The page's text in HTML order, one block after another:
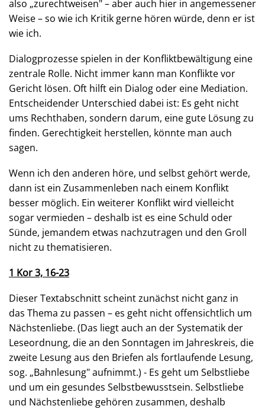
also „zurechtweisen" – aber auch hier in angemessener
Weise – so wie ich Kritik gerne hören würde, denn er ist
wie ich.
Dialogprozesse spielen in der Konfliktbewältigung eine
zentrale Rolle. Nicht immer kann man Konflikte vor
Gericht lösen. Oft hilft ein Dialog oder eine Mediation.
Entscheidender Unterschied dabei ist: Es geht nicht
ums Rechthaben, sondern darum, eine gute Lösung zu
finden. Gerechtigkeit herstellen, könnte man auch
sagen.
Wenn ich den anderen höre, und selbst gehört werde,
dann ist ein Zusammenleben nach einem Konflikt
besser möglich. Ein weiterer Konflikt wird vielleicht
sogar vermieden – deshalb ist es eine Schuld oder
Sünde, jemandem etwas nachzutragen und den Groll
nicht zu thematisieren.
1 Kor 3, 16-23
Dieser Textabschnitt scheint zunächst nicht ganz in
das Thema zu passen – es geht nicht offensichtlich um
Nächstenliebe. (Das liegt auch an der Systematik der
Leseordnung, die an den Sonntagen im Jahreskreis, die
zweite Lesung aus den Briefen als fortlaufende Lesung,
sog. „Bahnlesung" aufnimmt.) - Es geht um Selbstliebe
und um ein gesundes Selbstbewusstsein. Selbstliebe
und Nächstenliebe gehören zusammen, deshalb